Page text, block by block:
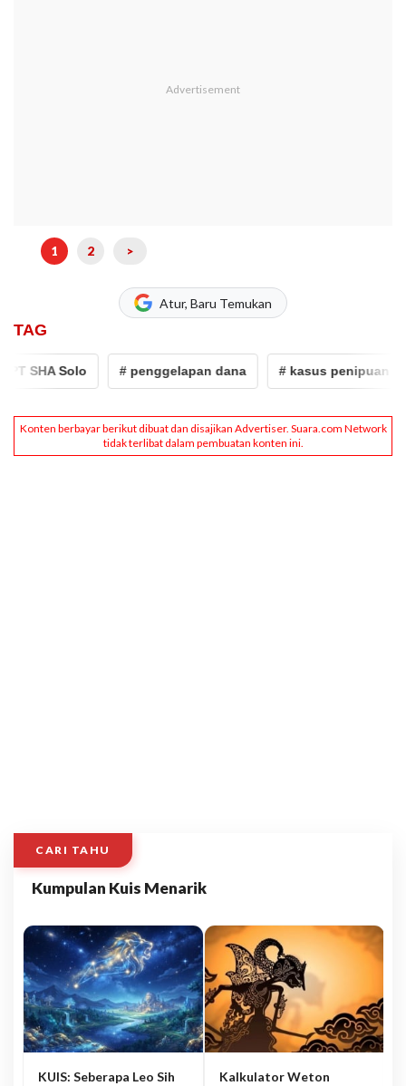
1 2 >
Atur, Baru Temukan
TAG
SHA Solo # penggelapan dana # kasus penipuan
CARI TAHU
Kumpulan Kuis Menarik
KUIS: Seberapa Leo Sih
Kalkulator Weton